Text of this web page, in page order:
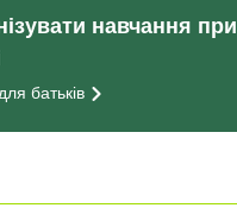
навчання при
батьків